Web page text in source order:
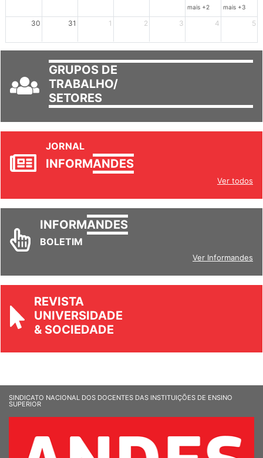
mais +2 mais +3
30 31 1 2 3 4 5
GRUPOS DE
TRABALHO/
SETORES
JORNAL
INFORMANDES
Ver todos
INFORMANDES
BOLETIM
Ver Informandes
REVISTA
UNIVERSIDADE
& SOCIEDADE
SINDICATO NACIONAL DOS DOCENTES DAS INSTITUIÇÕES DE ENSINO
SUPERIOR